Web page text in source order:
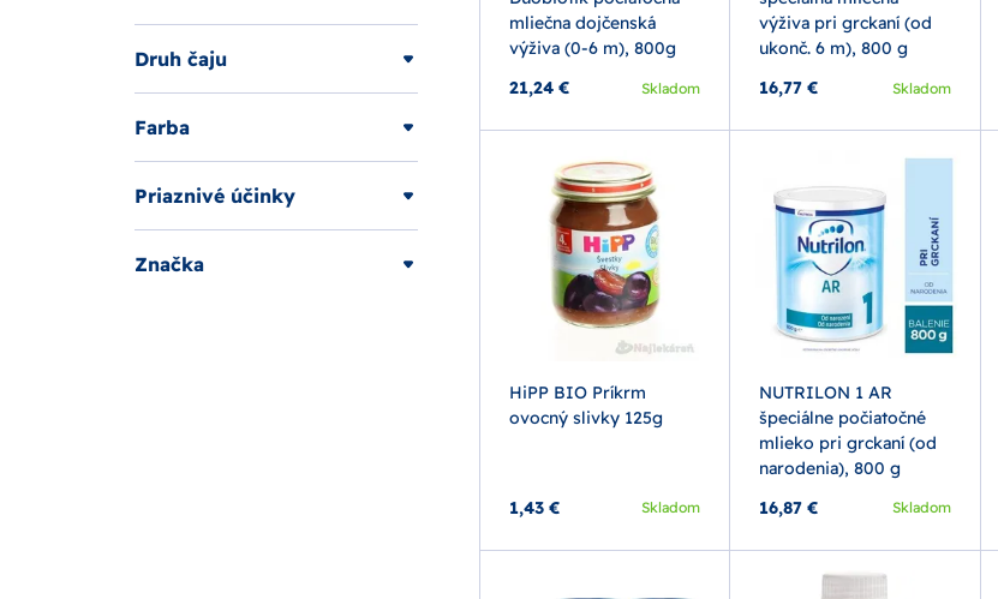
Druh čaju
Farba
Priaznivé účinky
Značka
mliečna dojčenská
výživa (0-6 m), 800g
21,24 €
Skladom
výživa pri grckaní (od
ukonč. 6 m), 800 g
16,77 €
Skladom
HiPP BIO Príkrm
ovocný slivky 125g
1,43 € Skladom
NUTRILON 1 AR
špeciálne počiatočné
mlieko pri grckaní (od
narodenia), 800 g
16,87 €
Skladom